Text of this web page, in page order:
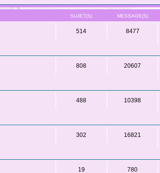
SUJET(S) MESSAGE(S)
514 8477
808 20607
488 10398
302 16821
19 780